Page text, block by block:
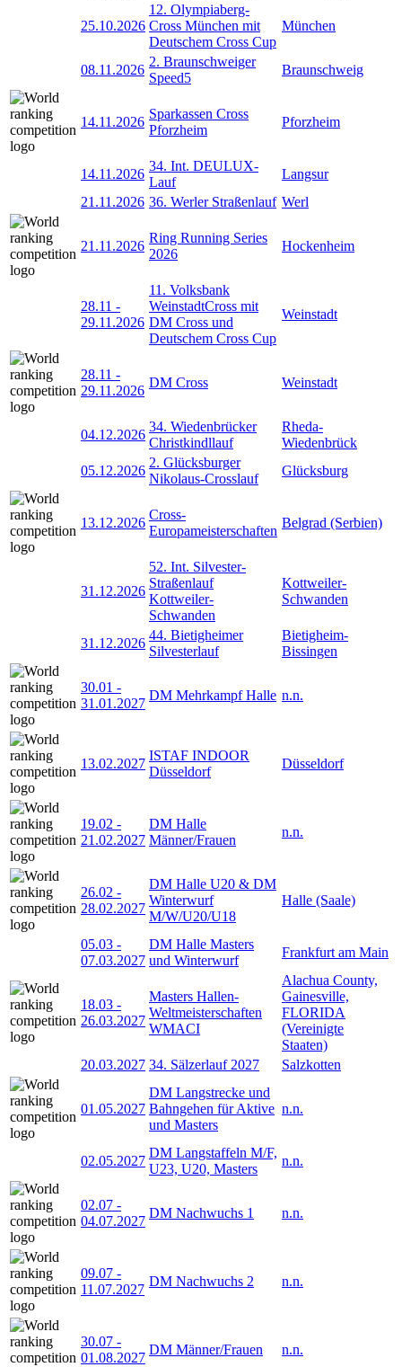
25.10.2026
12. Olympiaberg-
Cross München mit
Deutschem Cross Cup
München
08.11.2026
2. Braunschweiger
Speed5
Braunschweig
14.11.2026
Sparkassen Cross
Pforzheim
Pforzheim
14.11.2026
34. Int. DEULUX-
Lauf
Langsur
21.11.2026 36. Werler Straßenlauf Werl
21.11.2026
Ring Running Series
2026
Hockenheim
28.11 -
29.11.2026
11. Volksbank
WeinstadtCross mit
DM Cross und
Deutschem Cross Cup
Weinstadt
28.11 -
29.11.2026
DM Cross Weinstadt
04.12.2026
34. Wiedenbrücker
Christkindllauf
Rheda-
Wiedenbrück
05.12.2026
2. Glücksburger
Nikolaus-Crosslauf
Glücksburg
13.12.2026
Cross-
Europameisterschaften
Belgrad (Serbien)
31.12.2026
52. Int. Silvester-
Straßenlauf
Kottweiler-
Schwanden
Kottweiler-
Schwanden
31.12.2026
44. Bietigheimer
Silvesterlauf
Bietigheim-
Bissingen
30.01 -
31.01.2027
DM Mehrkampf Halle n.n.
13.02.2027
ISTAF INDOOR
Düsseldorf
Düsseldorf
19.02 -
21.02.2027
DM Halle
Männer/Frauen
n.n.
26.02 -
28.02.2027
DM Halle U20 & DM
Winterwurf
M/W/U20/U18
Halle (Saale)
05.03 -
07.03.2027
DM Halle Masters
und Winterwurf
Frankfurt am Main
18.03 -
26.03.2027
Masters Hallen-
Weltmeisterschaften
WMACI
Alachua County,
Gainesville,
FLORIDA
(Vereinigte
Staaten)
20.03.2027 34. Sälzerlauf 2027 Salzkotten
01.05.2027
DM Langstrecke und
Bahngehen für Aktive
und Masters
n.n.
02.05.2027
DM Langstaffeln M/F,
U23, U20, Masters
n.n.
02.07 -
04.07.2027
DM Nachwuchs 1 n.n.
09.07 -
11.07.2027
DM Nachwuchs 2 n.n.
30.07 -
01.08.2027
DM Männer/Frauen n.n.